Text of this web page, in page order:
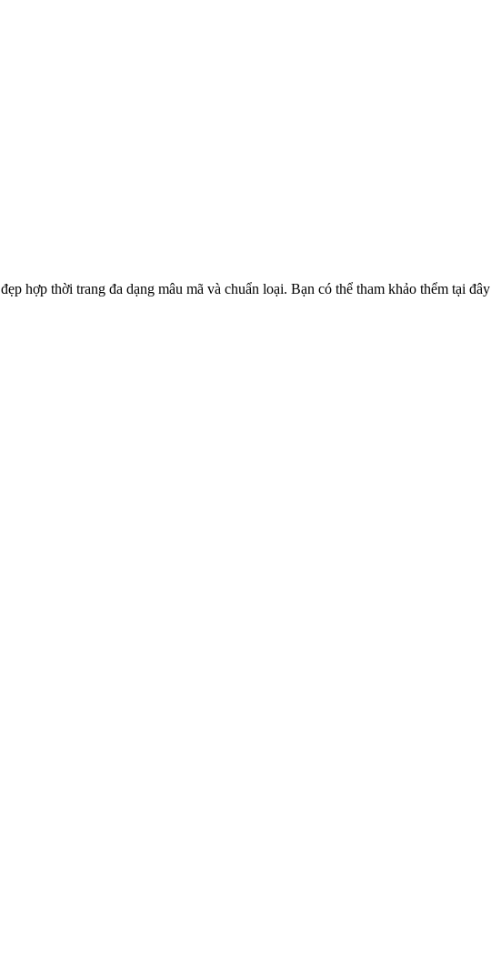
đẹp hợp thời trang đa dạng mâu mã và chuẩn loại. Bạn có thể tham khảo thểm tại đây